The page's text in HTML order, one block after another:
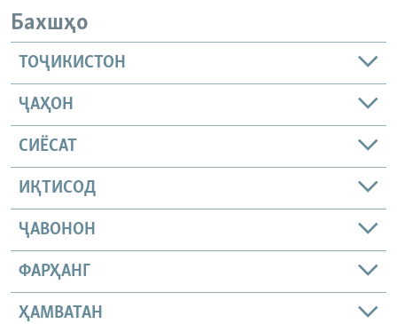
Бахшҳо
ТОҶИКИСТОН
ҶАҲОН
СИЁСАТ
ИҚТИСОД
ҶАВОНОН
ФАРҲАНГ
ҲАМВАТАН